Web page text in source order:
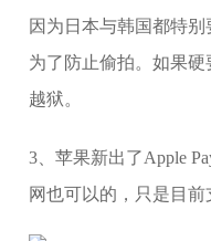
因为日本与韩国都特
为了防止偷拍。如果硬
越狱。
3、苹果新出了Apple
网也可以的，只是目前